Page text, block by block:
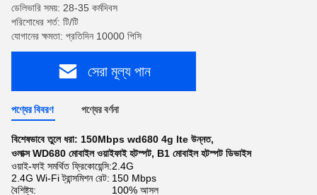
ডেলিভারি সময়: 28-35 কর্মদিবস
পরিশোধের শর্ত: টি/টি
যোগানের ক্ষমতা: প্রতিদিন 10000 পিসি
সেরা মূল্য পান
পণ্যের বিবরণ পণ্যের বর্ণনা
বিশেষভাবে তুলে ধরা: 150Mbps wd680 4g lte উন্নত,
ওলাক্স WD680 মোবাইল ওয়াইফাই হটস্পট, B1 মোবাইল হটস্পট ডিভাইস
ওয়াই-ফাই সমর্থিত ফ্রিকোয়েন্সি:2.4G
2.4G Wi-Fi ট্রান্সমিশন রেট: 150 Mbps
বৈশিষ্ট্য:
100% আসল